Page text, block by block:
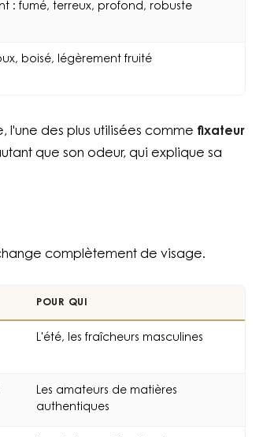
: fumé, terreux, profond, robuste
boisé, légèrement fruité
l'une des plus utilisées comme fixateur
que son odeur, qui explique sa
complètement de visage.
POUR QUI
L'été, les fraîcheurs masculines
Les amateurs de matières
authentiques